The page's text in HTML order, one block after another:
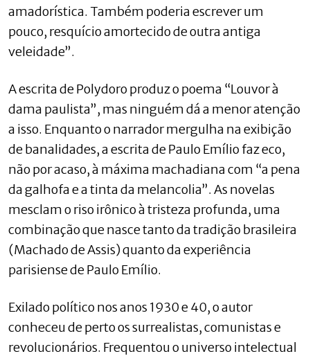
amadorística. Também poderia escrever um
pouco, resquício amortecido de outra antiga
veleidade”.
A escrita de Polydoro produz o poema “Louvor à
dama paulista”, mas ninguém dá a menor atenção
a isso. Enquanto o narrador mergulha na exibição
de banalidades, a escrita de Paulo Emílio faz eco,
não por acaso, à máxima machadiana com “a pena
da galhofa e a tinta da melancolia”. As novelas
mesclam o riso irônico à tristeza profunda, uma
combinação que nasce tanto da tradição brasileira
(Machado de Assis) quanto da experiência
parisiense de Paulo Emílio.
Exilado político nos anos 1930 e 40, o autor
conheceu de perto os surrealistas, comunistas e
revolucionários. Frequentou o universo intelectual